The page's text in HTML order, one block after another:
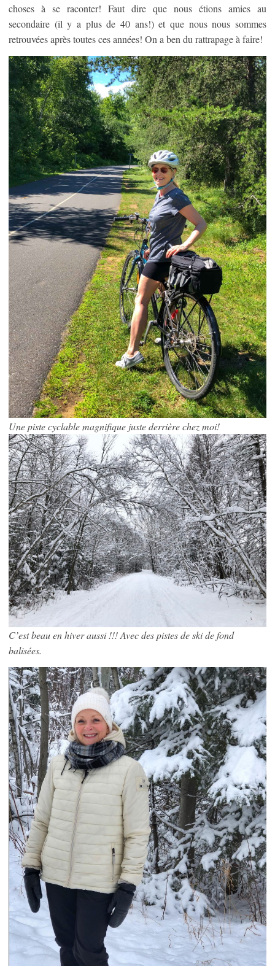
choses à se raconter! Faut dire que nous étions amies au
secondaire (il y a plus de 40 ans!) et que nous nous sommes
retrouvées après toutes ces années! On a ben du rattrapage à faire!
Une piste cyclable magnifique juste derrière chez moi!
C’est beau en hiver aussi !!!Avec des pistes de ski de fond
balisées.